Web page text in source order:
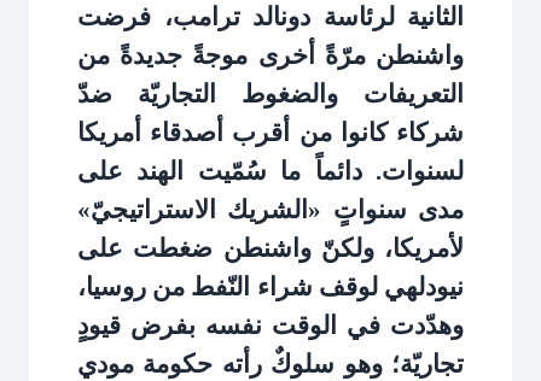
الثانية لرئاسة دونالد ترامب، فرضت
واشنطن مرّةً أخرى موجةً جديدةً من
التعريفات والضغوط التجاريّة ضدّ
شركاء كانوا من أقرب أصدقاء أمريكا
لسنوات. دائماً ما سُمّيت الهند على
مدى سنواتٍ «الشريك الاستراتيجيّ»
لأمريكا، ولكنّ واشنطن ضغطت على
نيودلهي لوقف شراء النّفط من روسيا،
وهدّدت في الوقت نفسه بفرض قيودٍ
تجاريّة؛ وهو سلوكٌ رأته حكومة مودي